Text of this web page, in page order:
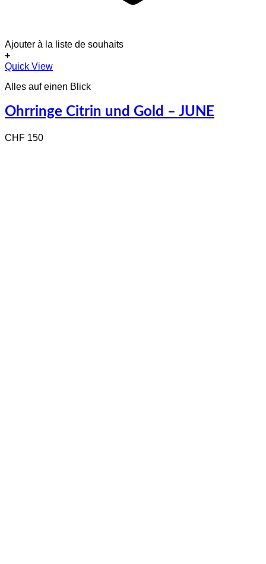
Ajouter à la liste de souhaits
+
Quick View
Alles auf einen Blick
Ohrringe Citrin und Gold – JUNE
CHF 150